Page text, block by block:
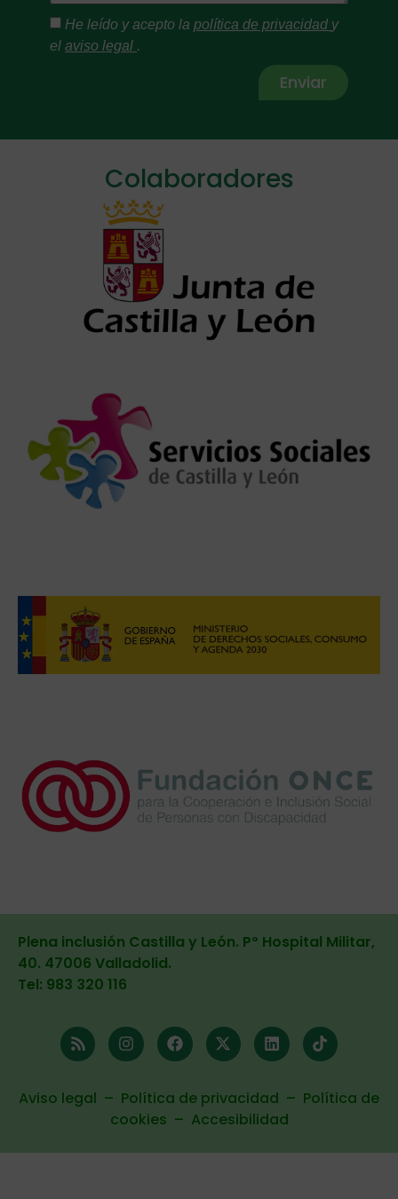
He leído y acepto la política de privacidad y
el aviso legal
Enviar
Colaboradores
Plena inclusión Castilla y León. Pº Hospital Militar,
40. 47006 Valladolid.
Tel: 983 320 116
Aviso legal – Política de privacidad – Política de
cookies – Accesibilidad